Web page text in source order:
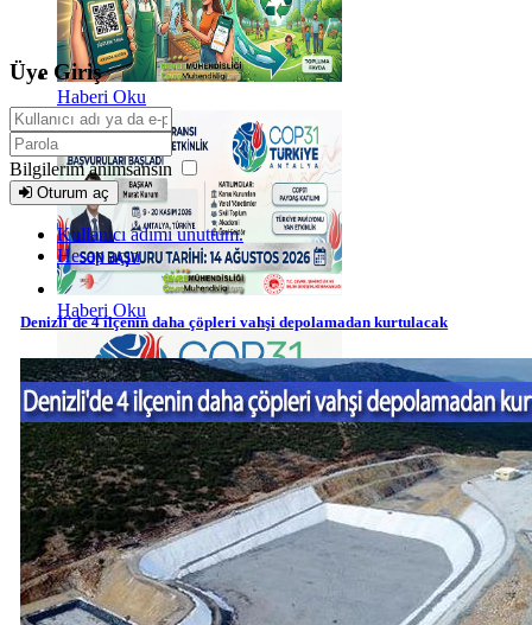
Haberi Oku
Haberi Oku
Haberi Oku
Üye Giriş
Bilgilerim anımsansın
Oturum aç
Kullanıcı adımı unuttum.
Hesap açın
Denizli'de 4 ilçenin daha çöpleri vahşi depolamadan kurtulacak